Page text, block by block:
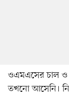
ওএমএসের চাল ও
তখনো আসেনি।